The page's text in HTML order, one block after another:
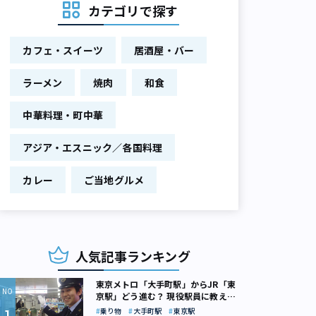
カテゴリで探す
カフェ・スイーツ 居酒屋・バー
ラーメン 焼肉 和食
中華料理・町中華
アジア・エスニック／各国料理
カレー ご当地グルメ
人気記事ランキング
東京メトロ「大手町駅」からJR「東
京駅」どう進む？ 現役駅員に教えて
もらいました
乗り物 大手町駅 東京駅